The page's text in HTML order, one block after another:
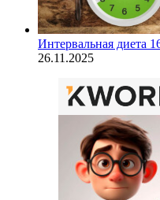
Интервальная диета
26.11.2025